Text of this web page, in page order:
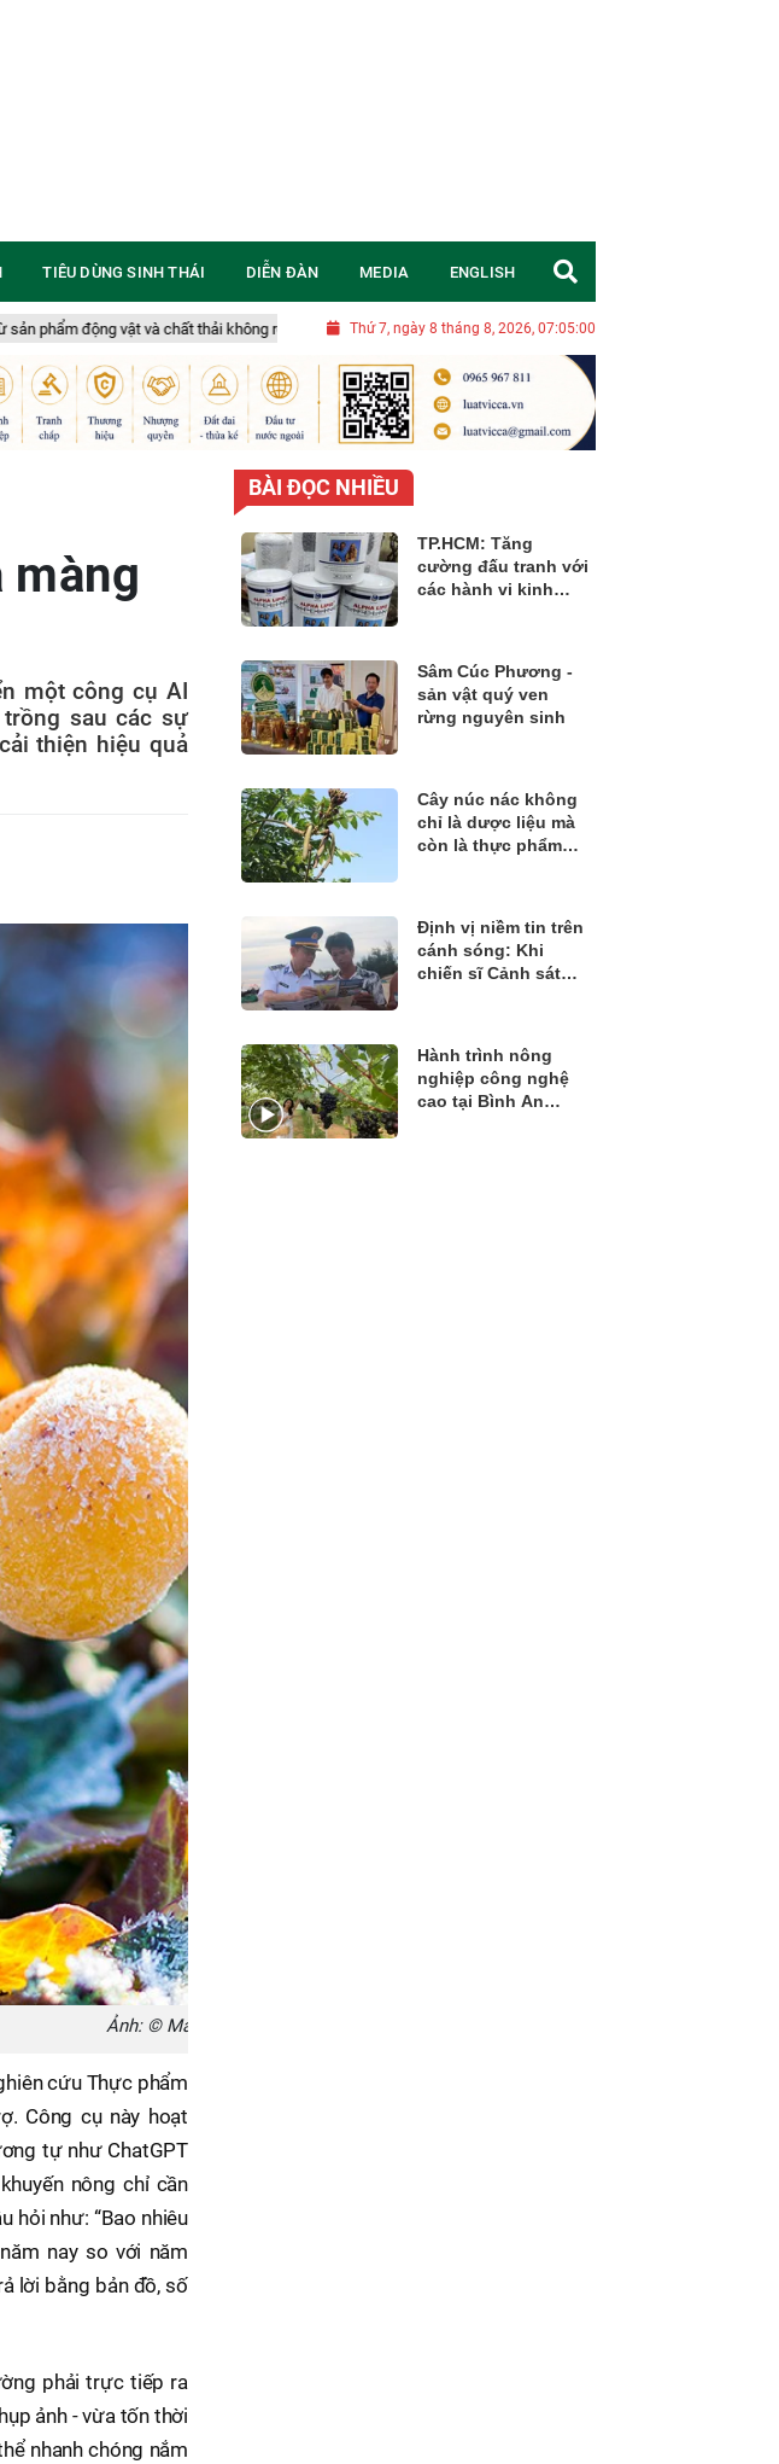
thải không rõ nguồn gốc Nghị quyết 20-NQ/TW: Chuyển đổi tư duy, đặt mục tiêu chiến lược để Việt
Thứ 7, ngày 8 tháng 8, 2026, 07:05:02
TIÊU DÙNG SINH THÁI DIỄN ĐÀN MEDIA ENGLISH
màng
một công cụ AI
sau các sự
thiện hiệu quả
Ảnh: © Matthias Lindner | Dreamstime
cứu Thực phẩm
Công cụ này hoạt
tự như ChatGPT
nông chỉ cần
hỏi như: “Bao nhiêu
nay so với năm
lời bằng bản đồ, số
phải trực tiếp ra
ảnh - vừa tốn thời
nhanh chóng nắm
BÀI ĐỌC NHIỀU
TP.HCM: Tăng
cường đấu tranh với
các hành vi kinh
Sâm Cúc Phương -
sản vật quý ven
rừng nguyên sinh
Cây núc nác không
chỉ là dược liệu mà
còn là thực phẩm
Định vị niềm tin trên
cánh sóng: Khi
chiến sĩ Cảnh sát
Hành trình nông
nghiệp công nghệ
cao tại Bình An